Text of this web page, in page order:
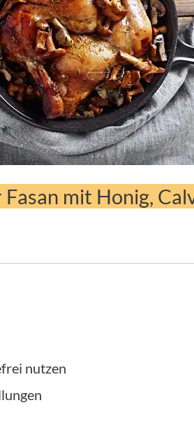
mit Honig,
nutzen